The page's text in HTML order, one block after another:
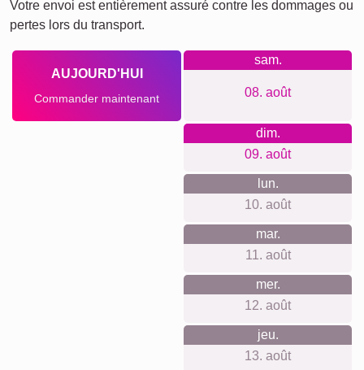
Deuil pour animaux de